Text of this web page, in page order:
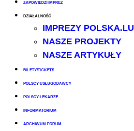
ZAPOWIEDZI IMPREZ
DZIAŁALNOŚĆ
IMPREZY POLSKA.LU
NASZE PROJEKTY
NASZE ARTYKUŁY
BILETY/TICKETS
POLSCY USŁUGODAWCY
POLSCY LEKARZE
INFORMATORIUM
ARCHIWUM FORUM